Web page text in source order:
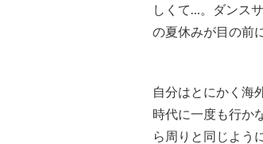
しくて…。ダンス
の夏休みが目の前
自分はとにかく海
時代に一度も行か
ら周りと同じよう